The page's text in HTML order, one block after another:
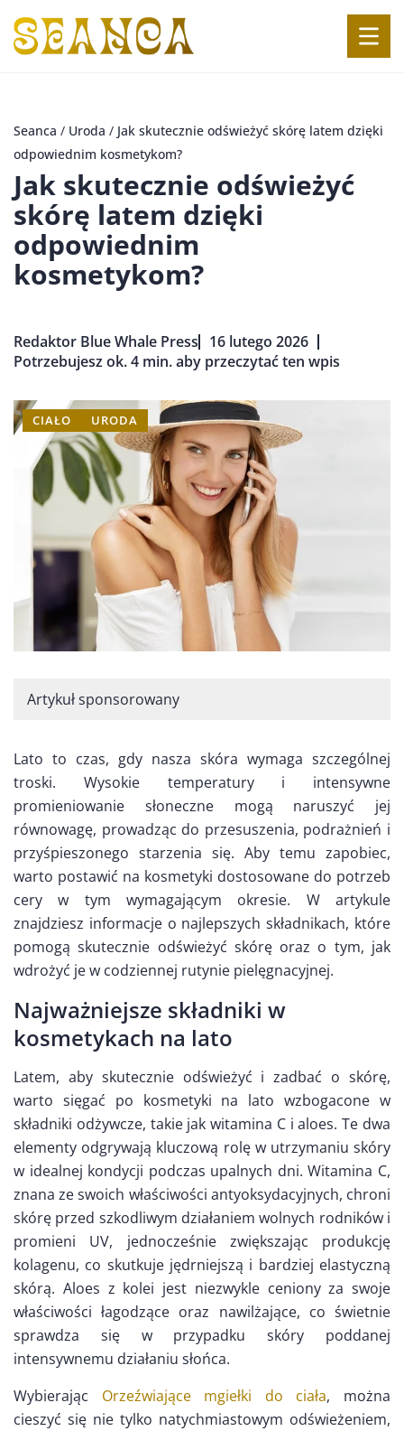
Seanca / Uroda / Jak skutecznie odświeżyć skórę latem dzięki
odpowiednim kosmetykom?
Jak skutecznie odświeżyć
skórę latem dzięki
odpowiednim
kosmetykom?
Redaktor Blue Whale Press
16 lutego 2026
Potrzebujesz ok. 4 min. aby przeczytać ten wpis
CIAŁO URODA
Artykuł sponsorowany
Lato to czas, gdy nasza skóra wymaga szczególnej
troski. Wysokie temperatury i intensywne
promieniowanie słoneczne mogą naruszyć jej
równowagę, prowadząc do przesuszenia, podrażnień i
przyśpieszonego starzenia się. Aby temu zapobiec,
warto postawić na kosmetyki dostosowane do potrzeb
cery w tym wymagającym okresie. W artykule
znajdziesz informacje o najlepszych składnikach, które
pomogą skutecznie odświeżyć skórę oraz o tym, jak
wdrożyć je w codziennej rutynie pielęgnacyjnej.
Najważniejsze składniki w
kosmetykach na lato
Latem, aby skutecznie odświeżyć i zadbać o skórę,
warto sięgać po kosmetyki na lato wzbogacone w
składniki odżywcze, takie jak witamina C i aloes. Te dwa
elementy odgrywają kluczową rolę w utrzymaniu skóry
w idealnej kondycji podczas upalnych dni. Witamina C,
znana ze swoich właściwości antyoksydacyjnych, chroni
skórę przed szkodliwym działaniem wolnych rodników i
promieni UV, jednocześnie zwiększając produkcję
kolagenu, co skutkuje jędrniejszą i bardziej elastyczną
skórą. Aloes z kolei jest niezwykle ceniony za swoje
właściwości łagodzące oraz nawilżające, co świetnie
sprawdza się w przypadku skóry poddanej
intensywnemu działaniu słońca.
Wybierając Orzeźwiające mgiełki do ciała, można
cieszyć się nie tylko natychmiastowym odświeżeniem,